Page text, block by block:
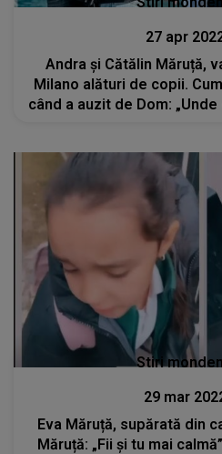
27 apr
Andra și Cătălin Măruță,
Milano alături de copii.
când a auzit de Dom:
Stiri
29 mar
Eva Măruță, supărată din
Măruță: „Fii și tu mai